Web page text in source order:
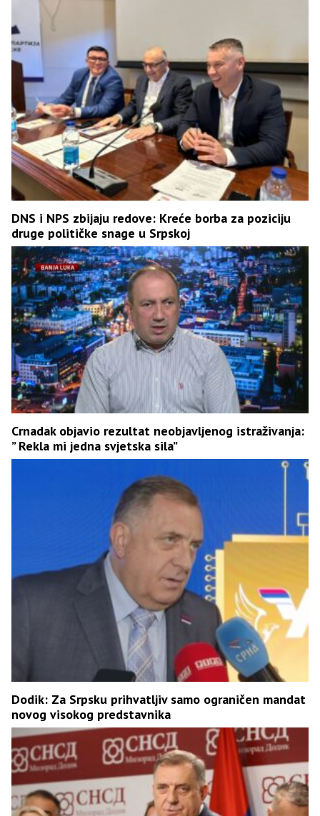
DNS i NPS zbijaju redove: Kreće borba za poziciju
druge političke snage u Srpskoj
Crnadak objavio rezultat neobjavljenog istraživanja:
” Rekla mi jedna svjetska sila”
Dodik: Za Srpsku prihvatljiv samo ograničen mandat
novog visokog predstavnika